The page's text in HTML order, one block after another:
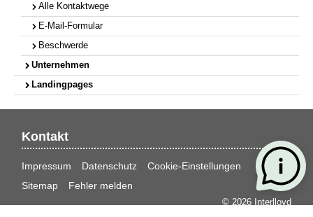
Alle Kontaktwege
E-Mail-Formular
Beschwerde
Unternehmen
Landingpages
Kontakt
Impressum Datenschutz
Cookie-Einstellungen
Sitemap
Fehler melden
© 2026 Interlloyd